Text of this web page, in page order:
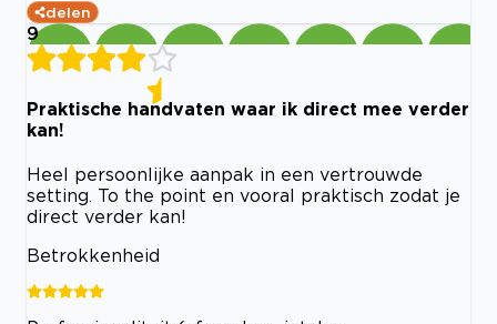
delen
9
Praktische handvaten waar ik direct mee verder
kan!
Heel persoonlijke aanpak in een vertrouwde
setting. To the point en vooral praktisch zodat je
direct verder kan!
Betrokkenheid